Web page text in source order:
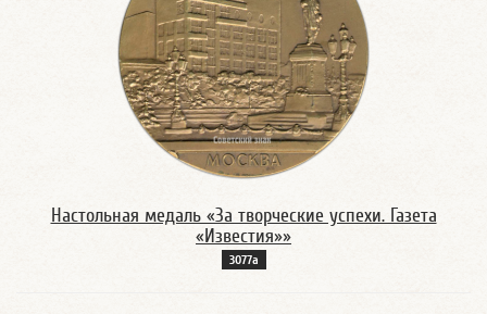
Настольная медаль «За творческие успехи. Газета
«Известия»»
3077а